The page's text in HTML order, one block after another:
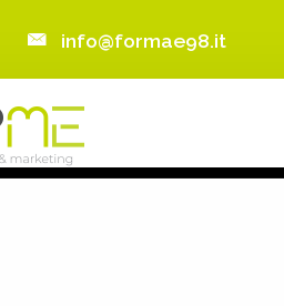
info@formae98.it